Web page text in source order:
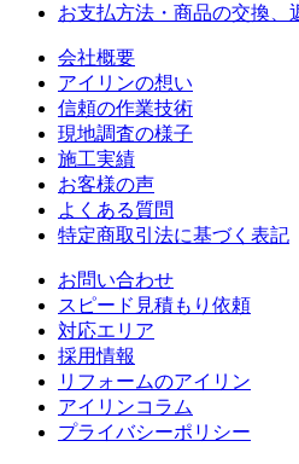
お支払方法・商品の交換、
会社概要
アイリンの想い
信頼の作業技術
現地調査の様子
施工実績
お客様の声
よくある質問
特定商取引法に基づく表記
お問い合わせ
スピード見積もり依頼
対応エリア
採用情報
リフォームのアイリン
アイリンコラム
プライバシーポリシー